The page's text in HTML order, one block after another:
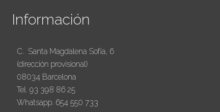
Información
C. Santa Magdalena Sofía, 6
(dirección provisional)
08034 Barcelona
Tel. 93 398 86 25
Whatsapp. 654 550 733